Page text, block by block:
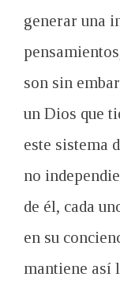
generar una
son sin
un Dios que
este sistema
no
de él, cada
en su
mantiene así